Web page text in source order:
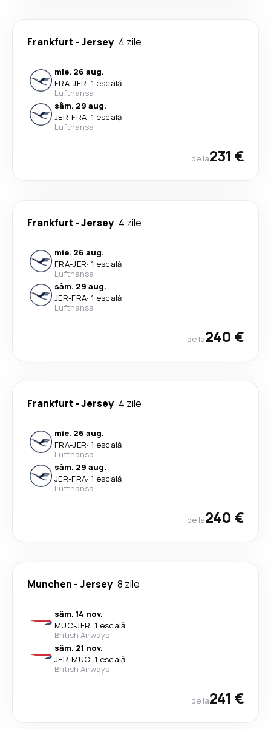
Frankfurt-Jersey 4 zile
mie. 26 aug.
FRA-JER· 1 escală
Lufthansa
sâm. 29 aug.
JER-FRA· 1 escală
Lufthansa
de la231 €
Frankfurt-Jersey 4 zile
mie. 26 aug.
FRA-JER· 1 escală
Lufthansa
sâm. 29 aug.
JER-FRA· 1 escală
Lufthansa
de la240 €
Frankfurt-Jersey 4 zile
mie. 26 aug.
FRA-JER· 1 escală
Lufthansa
sâm. 29 aug.
JER-FRA· 1 escală
Lufthansa
de la240 €
Munchen -Jersey 8 zile
sâm. 14 nov.
MUC-JER· 1 escală
British Airways
sâm. 21 nov.
JER-MUC· 1 escală
British Airways
de la241 €